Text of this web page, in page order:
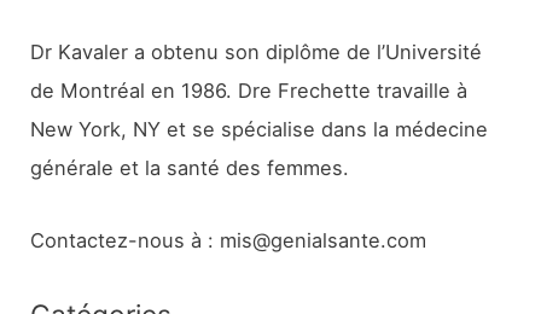
Dr Kavaler a obtenu son diplôme de l’Université
de Montréal en 1986. Dre Frechette travaille à
New York, NY et se spécialise dans la médecine
générale et la santé des femmes.
Contactez-nous à : mis@genialsante.com